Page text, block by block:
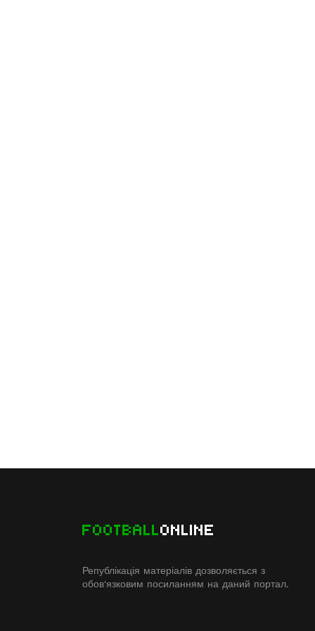
FOOTBALLONLINE
Републікація матеріалів дозволяється з
обов'язковим посиланням на даний портал.